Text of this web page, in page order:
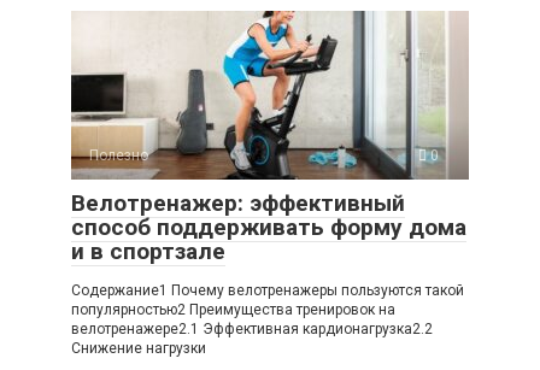
Полезно 0
Велотренажер: эффективный
способ поддерживать форму дома
и в спортзале
Содержание1 Почему велотренажеры пользуются такой
популярностью2 Преимущества тренировок на
велотренажере2.1 Эффективная кардионагрузка2.2
Снижение нагрузки